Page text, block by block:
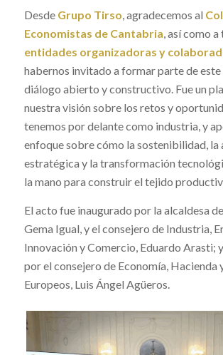
Desde Grupo Tirso, agradecemos al
Economistas de Cantabria, así como a
entidades organizadoras y
habernos invitado a formar parte de
diálogo abierto y constructivo. Fue un
nuestra visión sobre los retos y
tenemos por delante como industria, y
enfoque sobre cómo la sostenibilidad, la
estratégica y la transformación
la mano para construir el tejido
El acto fue inaugurado por la alcaldesa
Gema Igual, y el consejero de Industria,
Innovación y Comercio, Eduardo Arasti;
por el consejero de Economía, Hacienda
Europeos, Luis Ángel Agüeros.